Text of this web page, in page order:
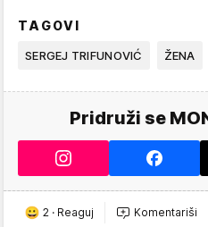
TAGOVI
SERGEJ TRIFUNOVIĆ ŽENA
Pridruži se
2 · Reaguj Komentariši